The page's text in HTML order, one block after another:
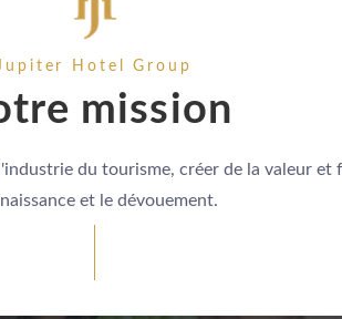
Hotel Group
mission
du tourisme, créer de la valeur et
et le dévouement.